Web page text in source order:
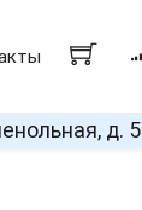
д. 5